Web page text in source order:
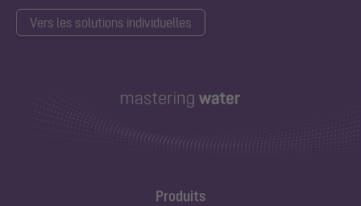
Vers les solutions individuelles
Produits